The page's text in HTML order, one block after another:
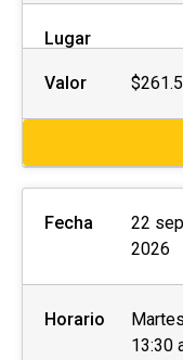
Lugar
Valor
Fecha
22
2026
Horario
13:30